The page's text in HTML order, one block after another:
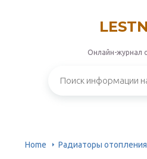
Онлайн-журнал
Home Радиаторы